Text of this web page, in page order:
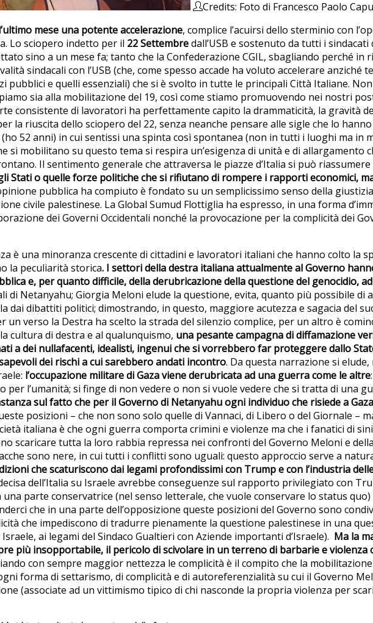
Credits: Foto di Francesco Paolo
mese una potente accelerazione, complice l’acuirsi dello sterminio con
Lo sciopero indetto per il 22 Settembredall’USB e sostenuto da tutti i sindacati
sino a un mese fa; tanto che la Confederazione CGIL, sbagliando perché in
sindacali con l’USB (che, come spesso accade ha voluto accelerare anziché
pubblici e quelli essenziali) che si è svolto in tutte le principali Città Italiane.
sia alla mobilitazione del 19, così come stiamo promuovendo nei nostri
consistente di lavoratori ha perfettamente capito la drammaticità, la gravità
la riuscita dello sciopero del 22, senza neanche pensare alle sigle che lo
52 anni) in cui sentissi una spinta così spontanea (non in tutti i luoghi ma in
mobilitano su questo tema si respira un’esigenza di unità e di allargamento
Il sentimento generale che attraversa le piazze d’Italia si può
Stati o quelle forze politiche che si rifiutano di rompere i rapporti economici,
pubblica ha compiuto è fondato su un semplicissimo senso della
civile palestinese. La Global Sumud Flottiglia ha espresso, in una forma
dei Governi Occidentali nonché la provocazione per la complicità dei
è una minoranza crescente di cittadini e lavoratori italiani che hanno colto la
la peculiarità storica. I settori della destra italiana attualmente al Governo
e, per quanto difficile, della derubricazione della questione del genocidio,
di Netanyahu; Giorgia Meloni elude la questione, evita, quanto più possibile di
dai dibattiti politici; dimostrando, in questo, maggiore acutezza e sagacia del
un verso la Destra ha scelto la strada del silenzio complice, per un altro è
cultura di destra e al qualunquismo, una pesante campagna di diffamazione
a dei nullafacenti, idealisti, ingenui che si vorrebbero far proteggere dallo
dei rischi a cui sarebbero andati incontro. Da questa narrazione si
l’occupazione militare di Gaza viene derubricata ad una guerra come le altre
l’umanità; si finge di non vedere o non si vuole vedere che si tratta di una
sul fatto che per il Governo di Netanyahu ogni individuo che risiede a
posizioni – che non sono solo quelle di Vannaci, di Libero o del Giornale –
italiana è che ogni guerra comporta crimini e violenze ma che i fanatici di
scaricare tutta la loro rabbia repressa nei confronti del Governo Meloni e
sono nere, in cui tutti i conflitti sono uguali: questo approccio serve a
che scaturiscono dai legami profondissimi con Trump e con l’industria
dell’Italia su Israele avrebbe conseguenze sul rapporto privilegiato con
parte conservatrice (nel senso letterale, che vuole conservare lo status quo)
che in una parte dell’opposizione queste posizioni del Governo sono
che impediscono di tradurre pienamente la questione palestinese in una
ai legami del Sindaco Gualtieri con Aziende importanti d’Israele). Ma la
più insopportabile, il pericolo di scivolare in un terreno di barbarie e
con sempre maggior nettezza le complicità è il compito che la
forma di settarismo, di complicità e di autoreferenzialità su cui il Governo
(associate ad un vittimismo tipico di chi nasconde la propria violenza per